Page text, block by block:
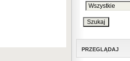
PRZEGLĄDAJ